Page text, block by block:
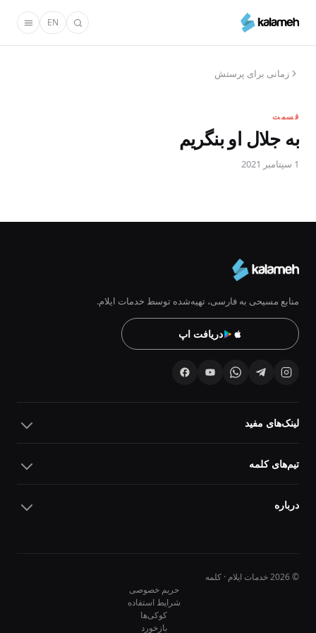
محتوای
EN
زمانی برای پرستش
قسمت
به جلال او بنگریم
1 سپتامبر 2021
منابع مسیحی به فارسی، تهیه‌شده توسط خدمات ایلام.
دریافت اپ
لینک‌های مفید
تیم‌های کلمه
درباره
© 2026 خدمات ایلام · کلمه
حریم خصوصی
شرایط استفاده
کوکی‌ها
بازخورد
10